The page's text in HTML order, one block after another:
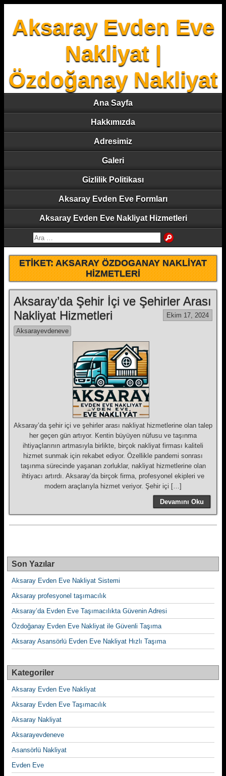
Aksaray Evden Eve
Nakliyat |
Özdoğanay Nakliyat
Ana Sayfa
Hakkımızda
Adresimiz
Galeri
Gizlilik Politikası
Aksaray Evden Eve Formları
Aksaray Evden Eve Nakliyat Hizmetleri
ETIKET:AKSARAY ÖZDOGANAY NAKLIYAT
HIZMETLERI
Aksaray’da Şehir İçi ve Şehirler Arası
Nakliyat Hizmetleri
Ekim 17, 2024
Aksarayevdeneve
Aksaray’da şehir içi ve şehirler arası nakliyat hizmetlerine olan talep
her geçen gün artıyor. Kentin büyüyen nüfusu ve taşınma
ihtiyaçlarının artmasıyla birlikte, birçok nakliyat firması kaliteli
hizmet sunmak için rekabet ediyor. Özellikle pandemi sonrası
taşınma sürecinde yaşanan zorluklar, nakliyat hizmetlerine olan
ihtiyacı artırdı. Aksaray’da birçok firma, profesyonel ekipleri ve
modern araçlarıyla hizmet veriyor. Şehir içi […]
Devamını Oku
Son Yazılar
Aksaray Evden Eve Nakliyat Sistemi
Aksaray profesyonel taşımacılık
Aksaray’da Evden Eve Taşımacılıkta Güvenin Adresi
Özdoğanay Evden Eve Nakliyat ile Güvenli Taşıma
Aksaray Asansörlü Evden Eve Nakliyat Hızlı Taşıma
Kategoriler
Aksaray Evden Eve Nakliyat
Aksaray Evden Eve Taşımacılık
Aksaray Nakliyat
Aksarayevdeneve
Asansörlü Nakliyat
Evden Eve